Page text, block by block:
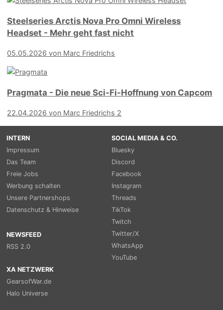
Steelseries Arctis Nova Pro Omni Wireless
Headset - Mehr geht fast nicht
05.05.2026 von Marc Friedrichs
Pragmata - Die neue Sci-Fi-Hoffnung von Capcom
22.04.2026 von Marc Friedrichs 2
INTERN
Impressum
Das Team
Freie Jobs
Werbung schalten
Unsere Partnershops
Datenschutz & Hinweise
NEWSFEED
RSS 2.0
SOCIAL MEDIA & CO.
Bluesky
Discord
Facebook
Instagram
Threads
TikTok
Twitch
Twitter/X
WhatsApp
YouTube
XA NETZWERK
GearsofWar.de
Halo Universe